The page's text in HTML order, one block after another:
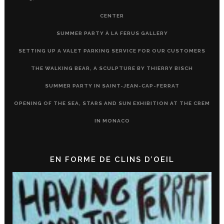
CENTER
SUMMER PARTY À LA FERUS GALLERY
SETTING UP A VALET PARKING SERVICE FOR OUR CUSTOMERS
THE WALKING BEAR, A SCULPTURE BY THIERRY BISCH
SUMMER PARTY IN SAINT-JEAN-CAP-FERRAT
OPENING OF THE SEA, STARS AND SUN EXHIBITION AT THE CREM
IN MONACO
EN FORME DE CLINS D’OEIL